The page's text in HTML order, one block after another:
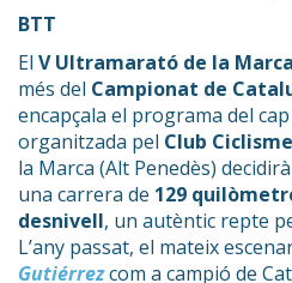
BTT
El V Ultramarató de la Marca
més del Campionat de
encapçala el programa del
organitzada pel Club
la Marca (Alt Penedès)
una carrera de 129
desnivell, un autèntic repte
L’any passat, el mateix
Gutiérrezcom a campió de